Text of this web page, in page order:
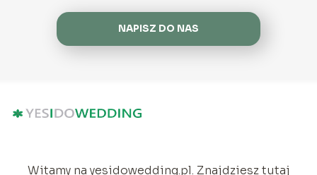
NAPISZ DO NAS
Witamy na yesidowedding.pl. Znajdziesz tutaj